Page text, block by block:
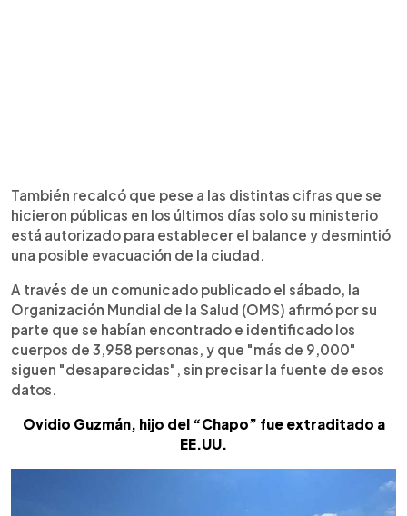
También recalcó que pese a las distintas cifras que se
hicieron públicas en los últimos días solo su ministerio
está autorizado para establecer el balance y desmintió
una posible evacuación de la ciudad.
A través de un comunicado publicado el sábado, la
Organización Mundial de la Salud (OMS) afirmó por su
parte que se habían encontrado e identificado los
cuerpos de 3,958 personas, y que "más de 9,000"
siguen "desaparecidas", sin precisar la fuente de esos
datos.
Ovidio Guzmán, hijo del “Chapo” fue extraditado a
EE.UU.